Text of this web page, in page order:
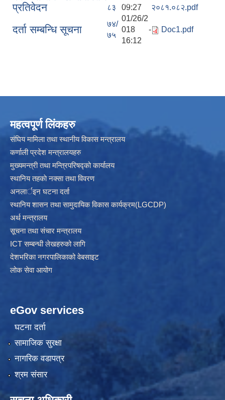
रिक्त पदमा स्थायी शिक्षक सरुवा सम्बन्धी सूचना।
प्रतिवेदन
८३
09:27
२०८१.०८२.pdf
दर्ता सम्बन्धि सूचना
७४/
७५
01/26/2
018 -
16:12
Doc1.pdf
महत्वपूर्ण लिंकहरु
संघिय मामिला तथा स्थानीय विकास मन्त्रालय
कर्णाली प्रदेश मन्त्रालयहरु
मुख्यमन्त्री तथा मन्त्रिपरिषद्को कार्यालय
स्थानिय तहकाे नक्सा तथा विवरण
अनलार्इन घटना दर्ता
स्थानिय शासन तथा सामुदायिक विकास कार्यक्रम(LGCDP)
अर्थ मन्त्रालय
सूचना तथा संचार मन्त्रालय
ICT सम्बन्धी लेखहरुको लागि
देशभरिका नगरपालिकाको वेबसाइट
लोक सेवा आयोग
eGov services
घटना दर्ता
सामाजिक सुरक्षा
नागरिक वडापत्र
श्रम संसार